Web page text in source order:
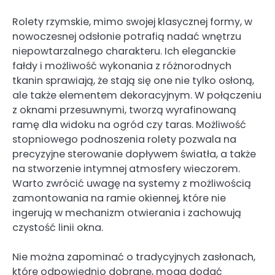
Rolety rzymskie, mimo swojej klasycznej formy, w
nowoczesnej odsłonie potrafią nadać wnętrzu
niepowtarzalnego charakteru. Ich eleganckie
fałdy i możliwość wykonania z różnorodnych
tkanin sprawiają, że stają się one nie tylko osłoną,
ale także elementem dekoracyjnym. W połączeniu
z oknami przesuwnymi, tworzą wyrafinowaną
ramę dla widoku na ogród czy taras. Możliwość
stopniowego podnoszenia rolety pozwala na
precyzyjne sterowanie dopływem światła, a także
na stworzenie intymnej atmosfery wieczorem.
Warto zwrócić uwagę na systemy z możliwością
zamontowania na ramie okiennej, które nie
ingerują w mechanizm otwierania i zachowują
czystość linii okna.
Nie można zapominać o tradycyjnych zasłonach,
które odpowiednio dobrane, mogą dodać